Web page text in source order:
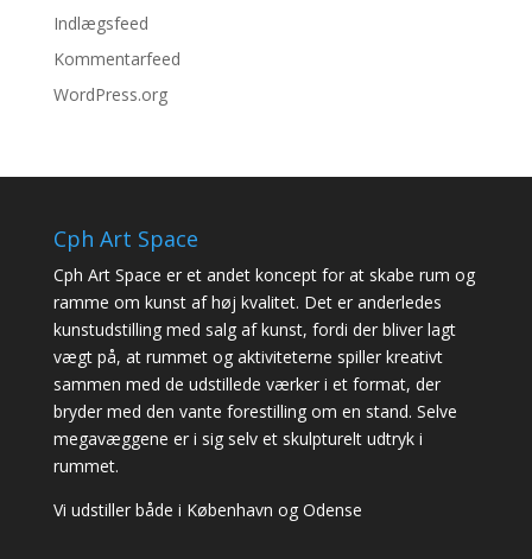
Indlægsfeed
Kommentarfeed
WordPress.org
Cph Art Space
Cph Art Space er et andet koncept for at skabe rum og
ramme om kunst af høj kvalitet. Det er anderledes
kunstudstilling med salg af kunst, fordi der bliver lagt
vægt på, at rummet og aktiviteterne spiller kreativt
sammen med de udstillede værker i et format, der
bryder med den vante forestilling om en stand. Selve
megavæggene er i sig selv et skulpturelt udtryk i
rummet.
Vi udstiller både i København og Odense